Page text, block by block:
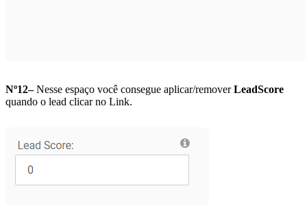
Nº12–Nesse espaço você consegue aplicar/removerLeadScore
quando o lead clicar no Link.